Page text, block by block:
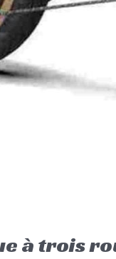
à trois